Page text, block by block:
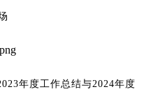
年度工作总结与2024年度